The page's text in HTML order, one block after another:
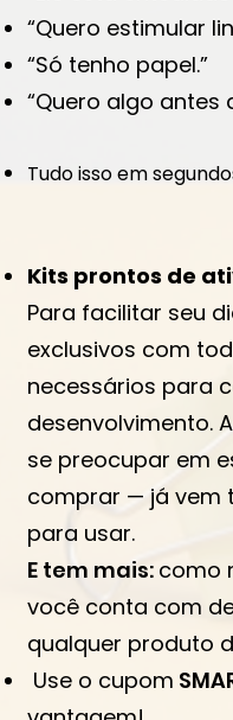
“Quero estimular
“Só tenho papel.”
“Quero algo antes
Tudo isso em
Kits prontos de
Para facilitar seu
exclusivos com
necessários para
desenvolvimento.
se preocupar em
comprar — já vem
para usar.
E tem mais: como
você conta com
qualquer produto
Use o cupom